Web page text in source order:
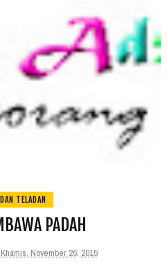
TELADAN
PADAH
Khamis, November 26, 2015